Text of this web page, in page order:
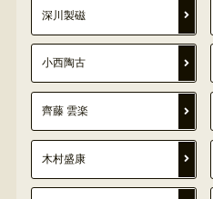
深川製磁
小西陶古
齊藤 雲楽
木村盛康